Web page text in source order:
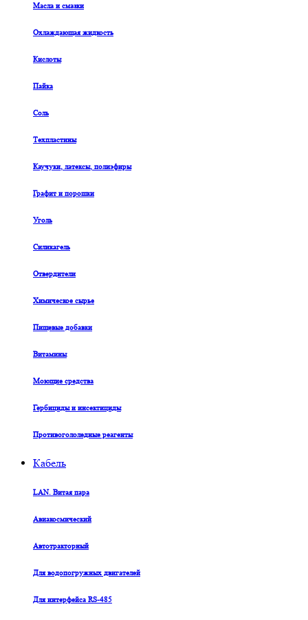
Масла и смазки
Охлаждающая жидкость
Кислоты
Пайка
Соль
Техпластины
Каучуки, латексы, полиэфиры
Графит и порошки
Уголь
Силикагель
Отвердители
Химическое сырье
Пищевые добавки
Витамины
Моющие средства
Гербициды и инсектициды
Противогололедные реагенты
Кабель
LAN. Витая пара
Авиакосмический
Автотракторный
Для водопогружных двигателей
Для интерфейса RS-485